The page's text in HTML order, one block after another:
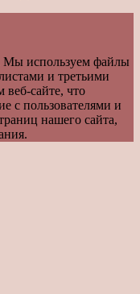
Мы используем файлы
и третьими
сайте, что
с пользователями и
нашего сайта,